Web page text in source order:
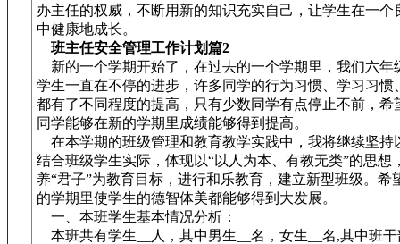
办主任的权威，不断用新的知识充实自己，让学生在一个
中健康地成长。
班主任安全管理工作计划篇2
新的一个学期开始了，在过去的一个学期里，我们六年
学生一直在不停的进步，许多同学的行为习惯、学习习惯
都有了不同程度的提高，只有少数同学有点停止不前，希
同学能够在新的学期里成绩能够得到提高。
在本学期的班级管理和教育教学实践中，我将继续坚持
结合班级学生实际，体现以“以人为本、有教无类”的思想
养“君子”为教育目标，进行和乐教育，建立新型班级。希
的学期里使学生的德智体美都能够得到大发展。
一、本班学生基本情况分析：
本班共有学生__人，其中男生__名，女生__名,其中班干